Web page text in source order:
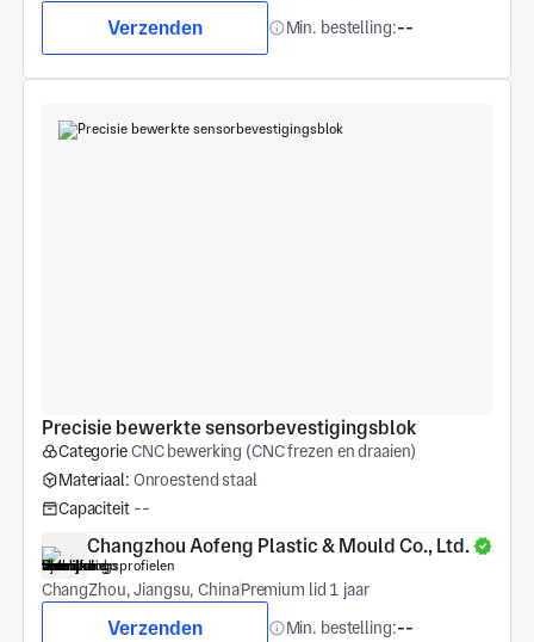
Verzenden Min. bestelling:--
Precisie bewerkte sensorbevestigingsblok
CategorieCNC bewerking (CNC frezen en draaien)
Materiaal: Onroestend staal
Capaciteit --
Changzhou Aofeng Plastic & Mould Co., Ltd.
ChangZhou, Jiangsu, ChinaPremium lid 1 jaar
Verzenden Min. bestelling:--